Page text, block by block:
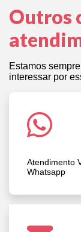
Outros
Estamos
interessar por
Atendimento
Whatsapp